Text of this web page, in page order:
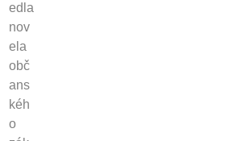
edla
nov
ela
obč
ans
kéh
o